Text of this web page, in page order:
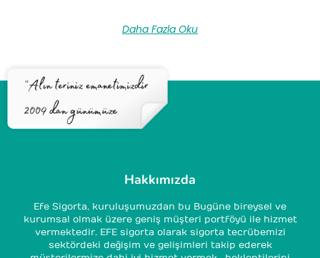
Daha Fazla Oku
Hakkımızda
Efe Sigorta, kuruluşumuzdan bu Bugüne bireysel ve
kurumsal olmak üzere geniş müşteri portföyü ile hizmet
vermektedir. EFE sigorta olarak sigorta tecrübemizi
sektördeki değişim ve gelişimleri takip ederek